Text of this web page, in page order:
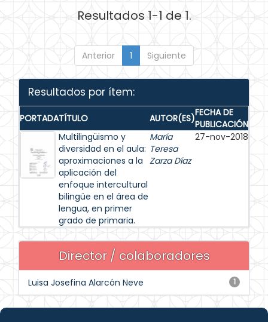
Resultados 1-1 de 1.
Anterior 1 Siguiente
Resultados por ítem:
PORTADATÍTULO AUTOR(ES)FECHA DE
PUBLICACIÓN
Multilingüismo y
diversidad en el aula:
aproximaciones a la
aplicación del
enfoque intercultural
bilingüe en el área de
lengua, en primer
grado de primaria.
María
Teresa
Zarza Díaz
27-nov-2018
Director / colaboradores
1
Luisa Josefina Alarcón Neve